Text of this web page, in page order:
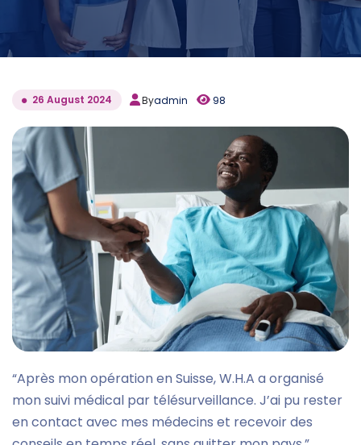
26 August 2024 Byadmin 98
“Après mon opération en Suisse, W.H.A a organisé
mon suivi médical par télésurveillance. J’ai pu rester
en contact avec mes médecins et recevoir des